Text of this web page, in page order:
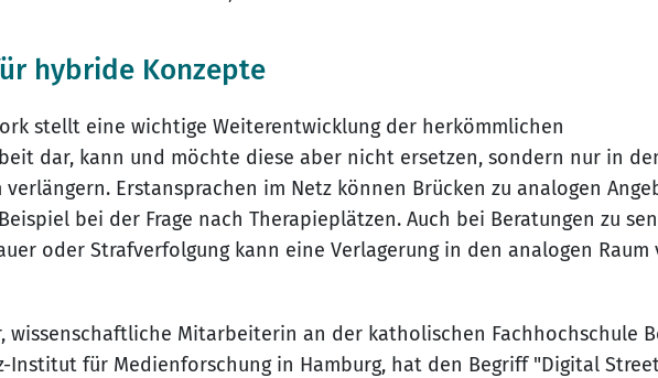
hybride Konzepte
stellt eine wichtige Weiterentwicklung der herkömmlichen
dar, kann und möchte diese aber nicht ersetzen, sondern nur in
verlängern. Erstansprachen im Netz können Brücken zu analogen
bei der Frage nach Therapieplätzen. Auch bei Beratungen zu
oder Strafverfolgung kann eine Verlagerung in den analogen Raum
wissenschaftliche Mitarbeiterin an der katholischen Fachhochschule
Institut für Medienforschung in Hamburg, hat den Begriff "Digital